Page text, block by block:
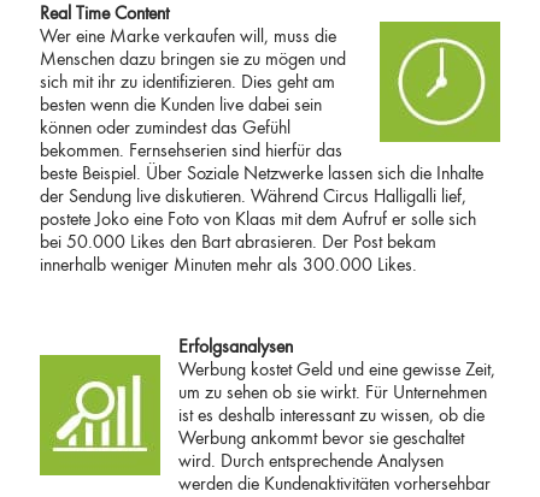
Real Time Content
Wer eine Marke verkaufen will, muss die
Menschen dazu bringen sie zu mögen und
sich mit ihr zu identifizieren. Dies geht am
besten wenn die Kunden live dabei sein
können oder zumindest das Gefühl
bekommen. Fernsehserien sind hierfür das
beste Beispiel. Über Soziale Netzwerke lassen sich die Inhalte
der Sendung live diskutieren. Während Circus Halligalli lief,
postete Joko eine Foto von Klaas mit dem Aufruf er solle sich
bei 50.000 Likes den Bart abrasieren. Der Post bekam
innerhalb weniger Minuten mehr als 300.000 Likes.
Erfolgsanalysen
Werbung kostet Geld und eine gewisse Zeit,
um zu sehen ob sie wirkt. Für Unternehmen
ist es deshalb interessant zu wissen, ob die
Werbung ankommt bevor sie geschaltet
wird. Durch entsprechende Analysen
werden die Kundenaktivitäten vorhersehbar